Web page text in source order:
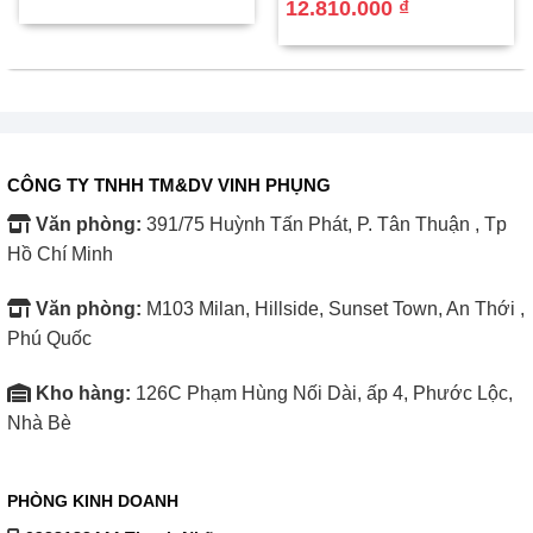
cho TV: bụi bẩn, độ ẩm và sấm sét.
(Tính năng này chỉ có thể hạn chế và tăng thêm độ
bảo vệ trên sản phẩm chứ không thể ngăn chặn
100%)
5.560.000 ₫.
gốc
12.810.000 ₫
hiện
12.810.000 ₫.
CÔNG TY TNHH TM&DV VINH PHỤNG
Văn phòng: 391/75 Huỳnh Tấn Phát, P. Tân Thuận , Tp
Hồ Chí Minh
Văn phòng: M103 Milan, Hillside, Sunset Town, An Thới ,
Phú Quốc
Kho hàng: 126C Phạm Hùng Nối Dài, ấp 4, Phước Lộc,
Nhà Bè
PHÒNG KINH DOANH